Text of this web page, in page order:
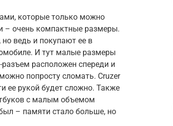
которые только можно
– очень компактные размеры.
ведь и покупают ее в
И тут малые размеры
разъем расположен спереди и
попросту сломать. Cruzer
ее рукой будет сложно. Также
с малым объемом
– памяти стало больше, но